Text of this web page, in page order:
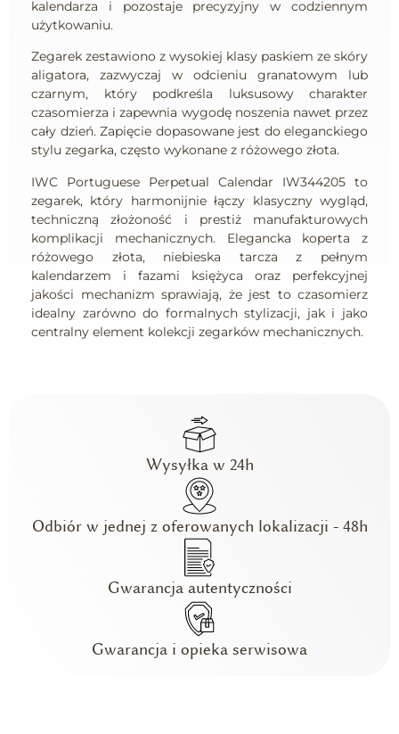
kalendarza i pozostaje precyzyjny w codziennym
użytkowaniu.
Zegarek zestawiono z wysokiej klasy paskiem ze skóry
aligatora, zazwyczaj w odcieniu granatowym lub
czarnym, który podkreśla luksusowy charakter
czasomierza i zapewnia wygodę noszenia nawet przez
cały dzień. Zapięcie dopasowane jest do eleganckiego
stylu zegarka, często wykonane z różowego złota.
IWC Portuguese Perpetual Calendar IW344205 to
zegarek, który harmonijnie łączy klasyczny wygląd,
techniczną złożoność i prestiż manufakturowych
komplikacji mechanicznych. Elegancka koperta z
różowego złota, niebieska tarcza z pełnym
kalendarzem i fazami księżyca oraz perfekcyjnej
jakości mechanizm sprawiają, że jest to czasomierz
idealny zarówno do formalnych stylizacji, jak i jako
centralny element kolekcji zegarków mechanicznych.
Wysyłka w 24h
Odbiór w jednej z oferowanych lokalizacji - 48h
Gwarancja autentyczności
Gwarancja i opieka serwisowa